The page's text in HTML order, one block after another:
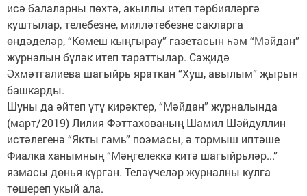
исә балаларны пөхтә, акыллы итеп тәрбияләргә
куштылар, телебезне, милләтебезне сакларга
өндәделәр, “Көмеш кыңгырау” газетасын һәм “Мәйдан”
журналын бүләк итеп тараттылар. Саҗидә
Әхмәтгалиева шагыйрь яраткан “Хуш, авылым” җырын
башкарды.
Шуны да әйтеп үтү кирәктер, “Мәйдан” журналында
(март/2019) Лилия Фәттахованың Шамил Шәйдуллин
истәлегенә “Якты гамь” поэмасы, ә тормыш иптәше
Фиалка ханымның “Мәңгелеккә китә шагыйрьләр...”
язмасы дөнья күргән. Теләүчеләр журналны кулга
төшереп укый ала.